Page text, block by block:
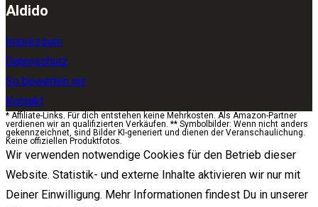
Aldido
Impressum
Datenschutz
So bewerten wir
Kontakt
* Affiliate-Links. Für dich entstehen keine Mehrkosten. Als Amazon-Partner
verdienen wir an qualifizierten Verkäufen. ** Symbolbilder: Wenn nicht anders
gekennzeichnet, sind Bilder KI-generiert und dienen der Veranschaulichung.
Keine offiziellen Produktfotos.
Wir verwenden notwendige Cookies für den Betrieb dieser
Website. Statistik- und externe Inhalte aktivieren wir nur mit
Deiner Einwilligung. Mehr Informationen findest Du in unserer